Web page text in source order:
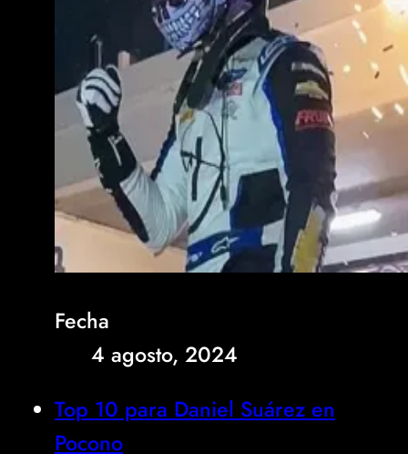
Fecha
4 agosto, 2024
Top 10 para Daniel Suárez en
Pocono